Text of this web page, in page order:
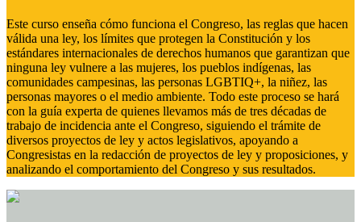
Este curso enseña cómo funciona el Congreso, las reglas que hacen
válida una ley, los límites que protegen la Constitución y los
estándares internacionales de derechos humanos que garantizan que
ninguna ley vulnere a las mujeres, los pueblos indígenas, las
comunidades campesinas, las personas LGBTIQ+, la niñez, las
personas mayores o el medio ambiente. Todo este proceso se hará
con la guía experta de quienes llevamos más de tres décadas de
trabajo de incidencia ante el Congreso, siguiendo el trámite de
diversos proyectos de ley y actos legislativos, apoyando a
Congresistas en la redacción de proyectos de ley y proposiciones, y
analizando el comportamiento del Congreso y sus resultados.